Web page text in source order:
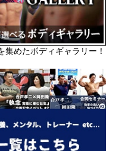
集めたボディギャラリー！